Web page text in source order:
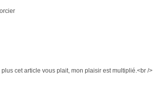
cet article vous plait, mon plaisir est multiplié.<br />